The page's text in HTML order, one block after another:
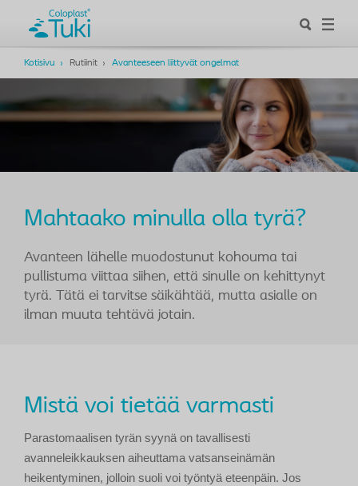
Kotisivu Rutiinit Avanteeseen liittyvät ongelmat
Mahtaako minulla olla tyrä?
Avanteen lähelle muodostunut kohouma tai
pullistuma viittaa siihen, että sinulle on kehittynyt
tyrä. Tätä ei tarvitse säikähtää, mutta asialle on
ilman muuta tehtävä jotain.
Mistä voi tietää varmasti
Parastomaalisen tyrän syynä on tavallisesti
avanneleikkauksen aiheuttama vatsanseinämän
heikentyminen, jolloin suoli voi työntyä eteenpäin. Jos